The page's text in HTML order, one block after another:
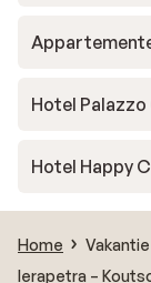
Hotel
Hotel Happy
Home Vakantie
Ierapetra –